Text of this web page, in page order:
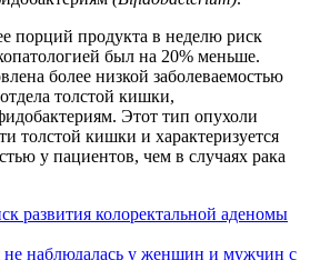
порций продукта в неделю риск
был на 20% меньше.
более низкой заболеваемостью
толстой кишки,
Этот тип опухоли
толстой кишки и характеризуется
у пациентов, чем в случаях рака
развития колоректальной аденомы
не наблюдалась у женщин и мужчин с